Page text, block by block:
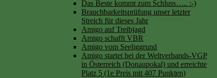
Das Beste kommt zum Schluss….. :-)
Brauchbarkeitsprüfung unser letzter
Streich für dieses Jahr
Amigo auf Treibjagd
Amigo schafft VBR
Amigo vom Seeliggrund
Amigo startet bei der Weltverbands-VGP
in Österreich (Donaupokal) und erreichte
Platz 5 (1e Preis mit 407 Punkten)